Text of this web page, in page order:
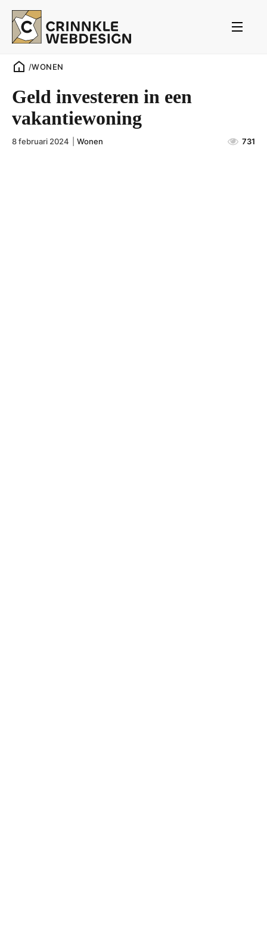
/WONEN
Geld investeren in een
vakantiewoning
8 februari 2024 Wonen 731